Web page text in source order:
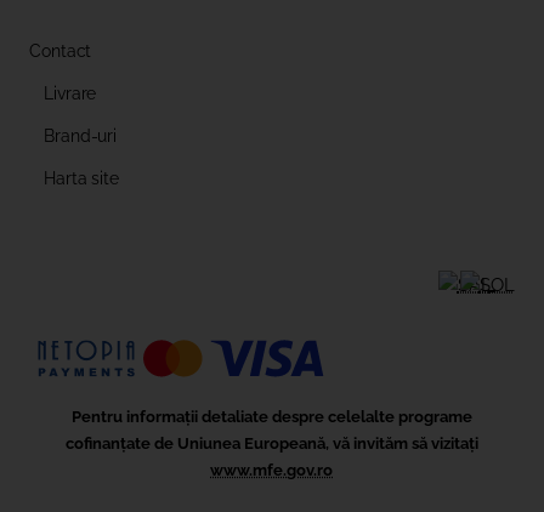
Contact
Livrare
Brand-uri
Harta site
Pentru informații detaliate despre celelalte programe
cofinanțate de Uniunea Europeană, vă invităm să vizitați
www.mfe.gov.ro